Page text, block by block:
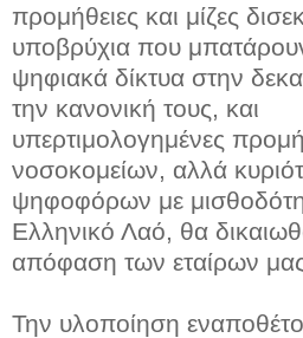
προμήθειες και μίζες
υποβρύχια που
ψηφιακά δίκτυα στην
την κανονική τους, και
υπερτιμολογημένες
νοσοκομείων, αλλά
ψηφοφόρων με
Ελληνικό Λαό, θα
απόφαση των εταίρων
Την υλοποίηση